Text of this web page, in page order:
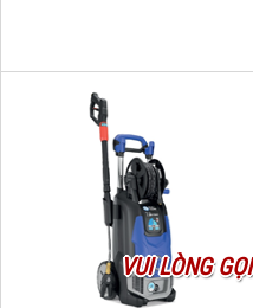
VUI LÒNG GỌI